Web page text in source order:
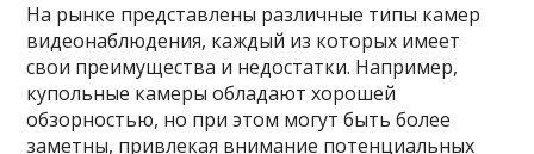
На рынке представлены различные типы камер
видеонаблюдения, каждый из которых имеет
свои преимущества и недостатки. Например,
купольные камеры обладают хорошей
обзорностью, но при этом могут быть более
заметны, привлекая внимание потенциальных